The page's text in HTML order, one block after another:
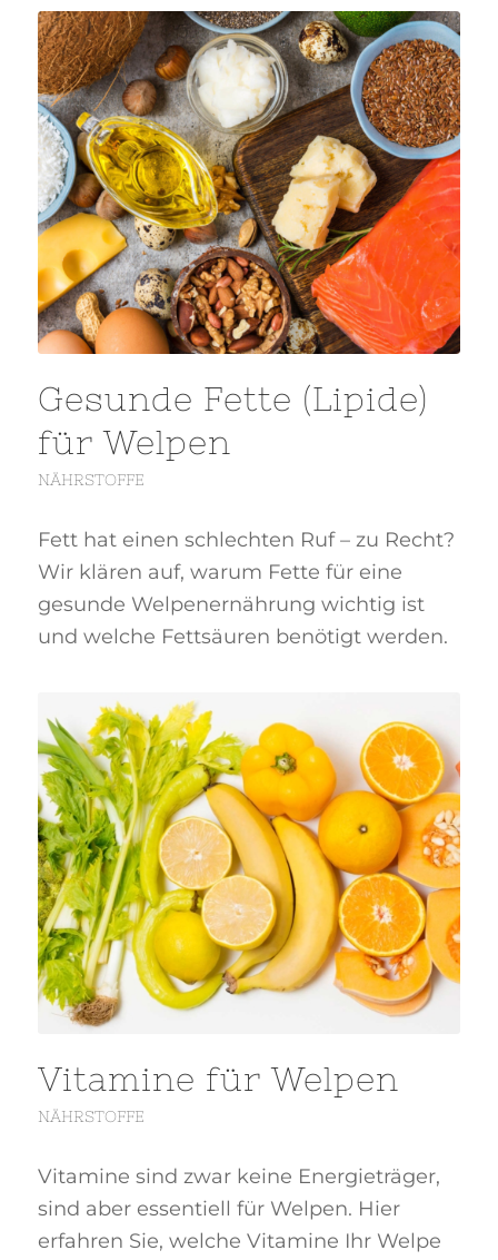
Gesunde Fette (Lipide)
für Welpen
NÄHRSTOFFE
Fett hat einen schlechten Ruf – zu Recht?
Wir klären auf, warum Fette für eine
gesunde Welpenernährung wichtig ist
und welche Fettsäuren benötigt werden.
Vitamine für Welpen
NÄHRSTOFFE
Vitamine sind zwar keine Energieträger,
sind aber essentiell für Welpen. Hier
erfahren Sie, welche Vitamine Ihr Welpe